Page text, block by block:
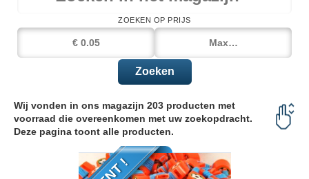
ZOEKEN OP PRIJS
Zoeken
Wij vonden in ons magazijn 203 producten met
voorraad die overeenkomen met uw zoekopdracht.
Deze pagina toont alle producten.